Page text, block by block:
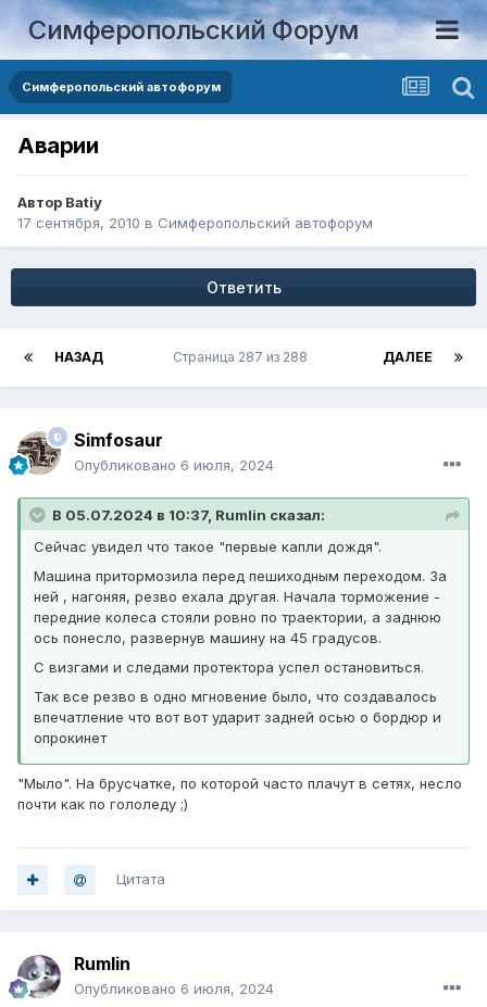
Симферопольский Форум
Симферопольский автофорум
Аварии
Автор Batiy
17 сентября, 2010 в Симферопольский автофорум
Ответить
НАЗАД ДАЛЕЕ
Страница 287 из 288
Simfosaur
Опубликовано 6 июля, 2024
В 05.07.2024 в 10:37, Rumlin сказал:
Сейчас увидел что такое "первые капли дождя".
Машина притормозила перед пешиходным переходом. За
ней , нагоняя, резво ехала другая. Начала торможение -
передние колеса стояли ровно по траектории, а заднюю
ось понесло, развернув машину на 45 градусов.
С визгами и следами протектора успел остановиться.
Так все резво в одно мгновение было, что создавалось
впечатление что вот вот ударит задней осью о бордюр и
опрокинет
"Мыло". На брусчатке, по которой часто плачут в сетях, несло
почти как по гололеду ;)
Цитата
Rumlin
Опубликовано 6 июля, 2024